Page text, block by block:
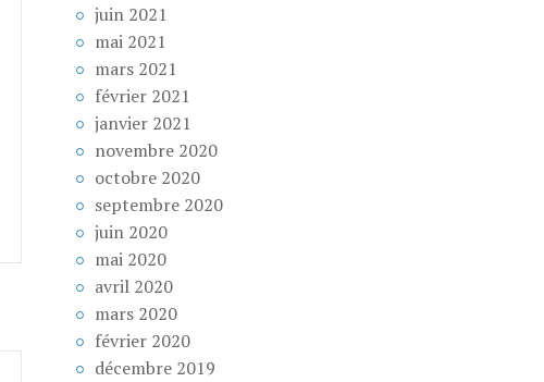
juin 2021
mai 2021
mars 2021
février 2021
janvier 2021
novembre 2020
octobre 2020
septembre 2020
juin 2020
mai 2020
avril 2020
mars 2020
février 2020
décembre 2019